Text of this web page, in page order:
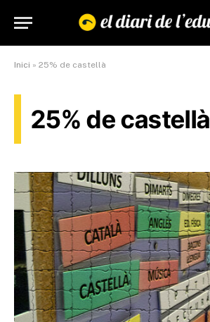
Inici » 25% de castellà
25% de castellà